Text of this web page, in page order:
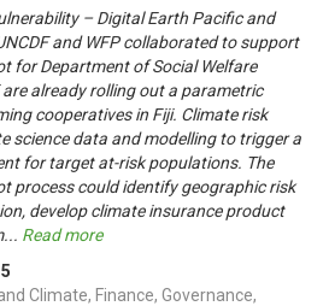
– Digital Earth Pacific and
and WFP collaborated to support
for Department of Social Welfare
are already rolling out a parametric
cooperatives in Fiji. Climate risk
science data and modelling to trigger a
for target at-risk populations. The
process could identify geographic risk
develop climate insurance product
... Read more
5
Climate, Finance, Governance,